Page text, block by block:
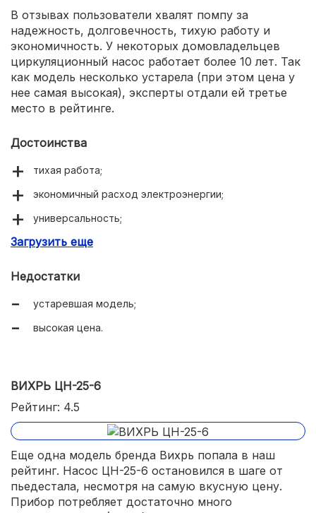
В отзывах пользователи хвалят помпу за
надежность, долговечность, тихую работу и
экономичность. У некоторых домовладельцев
циркуляционный насос работает более 10 лет. Так
как модель несколько устарела (при этом цена у
нее самая высокая), эксперты отдали ей третье
место в рейтинге.
Достоинства
тихая работа;
экономичный расход электроэнергии;
универсальность;
асинхронный электродвигатель.
Загрузить еще
Недостатки
устаревшая модель;
высокая цена.
ВИХРЬ ЦН-25-6
Рейтинг: 4.5
Еще одна модель бренда Вихрь попала в наш
рейтинг. Насос ЦН-25-6 остановился в шаге от
пьедестала, несмотря на самую вкусную цену.
Прибор потребляет достаточно много